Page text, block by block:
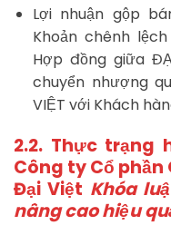
Lợi nhuận gộp
Khoản chênh
Hợp đồng giữa
chuyển nhượng
VIỆT với Khách
2.2. Thực trạng
Công ty Cổ
Đại Việt Khóa
nâng cao hiệu